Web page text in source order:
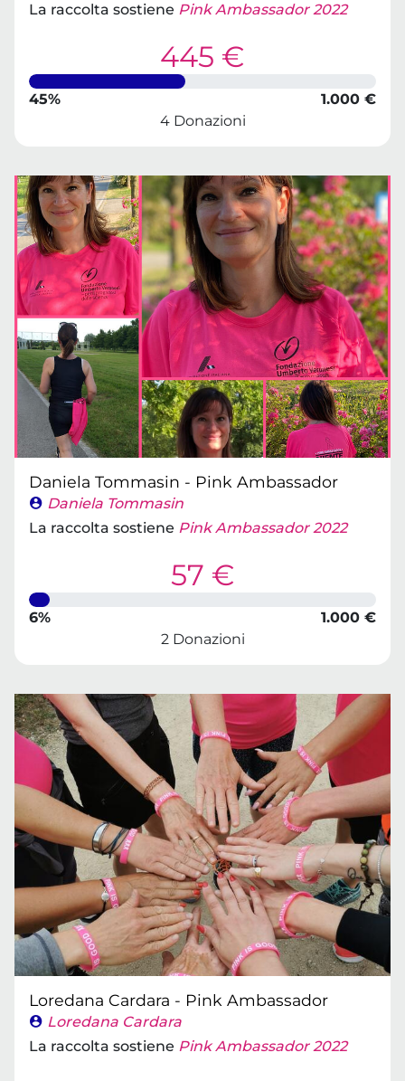
La raccolta sostiene Pink Ambassador 2022
445 €
45%
1.000 €
4 Donazioni
Daniela Tommasin - Pink Ambassador
Daniela Tommasin
La raccolta sostiene Pink Ambassador 2022
57 €
6%
1.000 €
2 Donazioni
Loredana Cardara - Pink Ambassador
Loredana Cardara
La raccolta sostiene Pink Ambassador 2022